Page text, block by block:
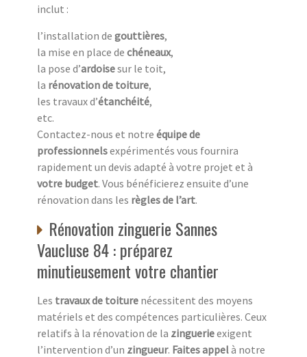
inclut :
l’installation de gouttières,
la mise en place de chéneaux,
la pose d’ardoisesur le toit,
la rénovation de toiture,
les travaux d’étanchéité,
etc.
Contactez-nous et notre équipe de
professionnelsexpérimentés vous fournira
rapidement un devis adapté à votre projet et à
votre budget. Vous bénéficierez ensuite d’une
rénovation dans les règles de l’art.
Rénovation zinguerie Sannes
Vaucluse 84 : préparez
minutieusement votre chantier
Les travaux de toiture nécessitent des moyens
matériels et des compétences particulières. Ceux
relatifs à la rénovation de la zinguerieexigent
l’intervention d’un zingueur. Faites appelà notre